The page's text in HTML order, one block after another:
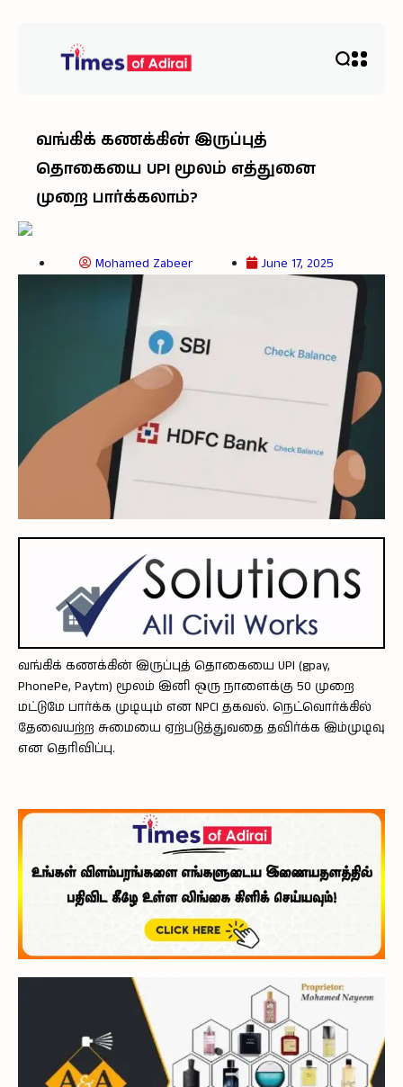
வங்கிக் கணக்கின் இருப்புத்
தொகையை UPI மூலம் எத்துனை
முறை பார்க்கலாம்?
Mohamed Zabeer June 17, 2025
வங்கிக் கணக்கின் இருப்புத் தொகையை UPI (gpay,
PhonePe, Paytm) மூலம் இனி ஒரு நாளைக்கு 50 முறை
மட்டுமே பார்க்க முடியும் என NPCI தகவல். நெட்வொர்க்கில்
தேவையற்ற சுமையை ஏற்படுத்துவதை தவிர்க்க இம்முடிவு
என தெரிவிப்பு.